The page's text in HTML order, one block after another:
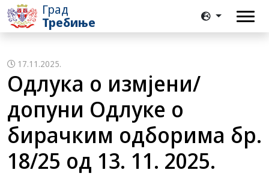
Град
Требиње
17.11.2025.
Одлука о измјени/
допуни Одлуке о
бирачким одборима бр.
18/25 од 13. 11. 2025.